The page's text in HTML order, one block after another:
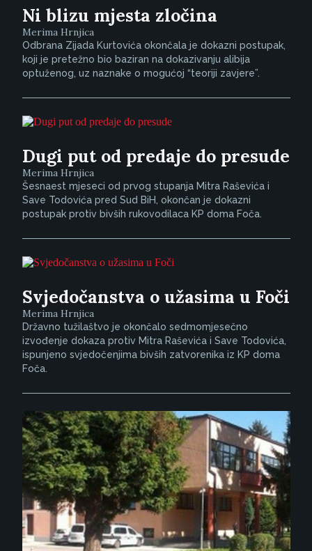
Ni blizu mjesta zločina
Merima Hrnjica
Odbrana Zijada Kurtovića okončala je dokazni postupak,
koji je pretežno bio baziran na dokazivanju alibija
optuženog, uz naznake o mogućoj “teoriji zavjere”.
Dugi put od predaje do presude
Merima Hrnjica
Šesnaest mjeseci od prvog stupanja Mitra Raševića i
Save Todovića pred Sud BiH, okončan je dokazni
postupak protiv bivših rukovodilaca KP doma Foča.
Svjedočanstva o užasima u Foči
Merima Hrnjica
Državno tužilaštvo je okončalo sedmomjesečno
izvođenje dokaza protiv Mitra Raševića i Save Todovića,
ispunjeno svjedočenjima bivših zatvorenika iz KP doma
Foča.